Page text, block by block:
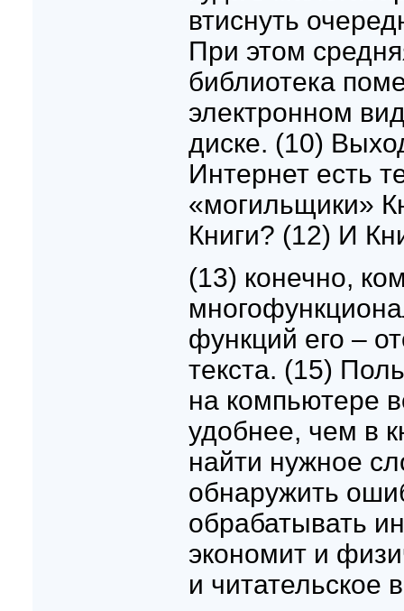
втиснуть
При этом
библиотека
электронном
диске. (10)
Интернет есть
«могильщики»
Книги? (12) И
(13) конечно,
функций его –
текста. (15)
на компьютере
удобнее, чем в
найти нужное
обнаружить
обрабатывать
экономит и
и читательское